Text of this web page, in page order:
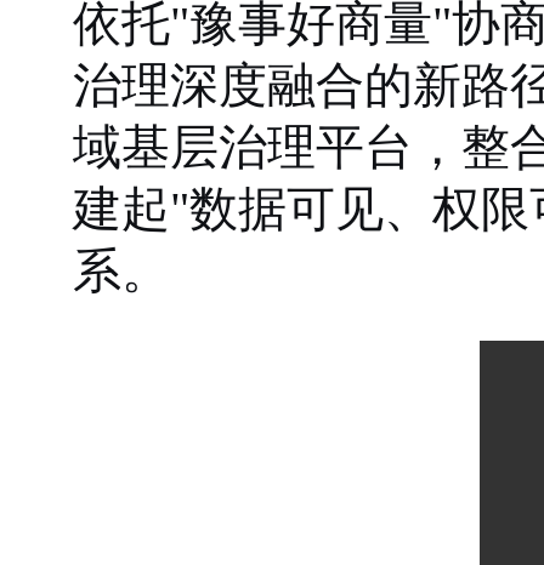
依托"豫事好商量"协
治理深度融合的新路
域基层治理平台，整
建起"数据可见、权
系。